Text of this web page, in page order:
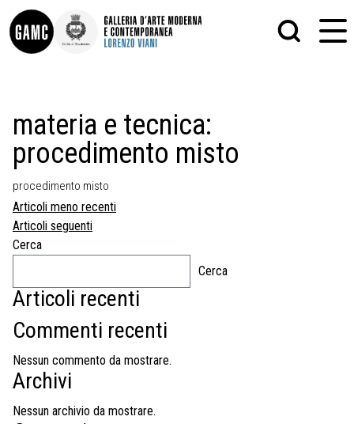
CONTATTI
DIDATTICA
SHOP
LE COLLEZIONI
GLI AUTORI
LORENZO VIANI
MOSTRE
GRAFICA
PITTURA
SCULTURA
STAMPA
materia e tecnica:
procedimento misto
procedimento misto
Navigazione
articoli
Articoli meno recenti
Articoli seguenti
Cerca
Cerca
Articoli recenti
Commenti recenti
Nessun commento da mostrare.
Archivi
Nessun archivio da mostrare.